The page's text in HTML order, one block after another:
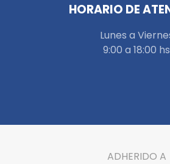
HORARIO DE
Lunes a
9:00 a 18:00 hs
ADHERIDO A